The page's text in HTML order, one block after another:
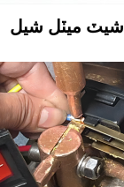
شيٽ ميٽل شيل